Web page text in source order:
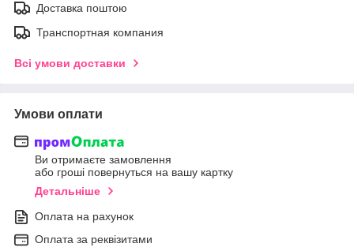
Доставка поштою
Транспортная компания
Всі умови доставки
Умови оплати
Ви отримаєте замовлення
або гроші повернуться на вашу картку
Детальніше
Оплата на рахунок
Оплата за реквізитами